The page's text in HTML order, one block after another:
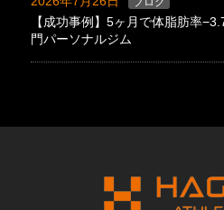
【成功事例】5ヶ月で体脂肪率
門パーソナルジム